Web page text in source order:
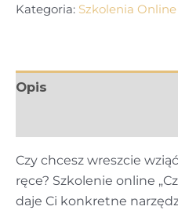
Zwyciężcy
Kategoria: Szkolenia Online
Opis
Czy chcesz wreszcie
ręce? Szkolenie online
daje Ci konkretne